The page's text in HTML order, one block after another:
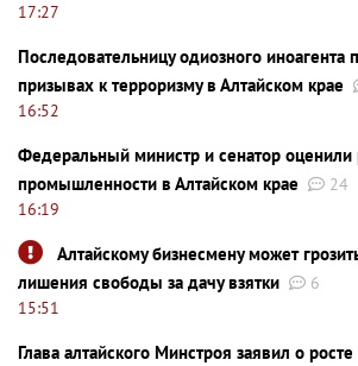
17:27
Последовательницу одиозного иноагента
призывах к терроризму в Алтайском крае
16:52
Федеральный министр и сенатор оценили
промышленности в Алтайском крае
24
16:19
Алтайскому бизнесмену может
лишения свободы за дачу взятки
6
15:51
Глава алтайского Минстроя заявил о